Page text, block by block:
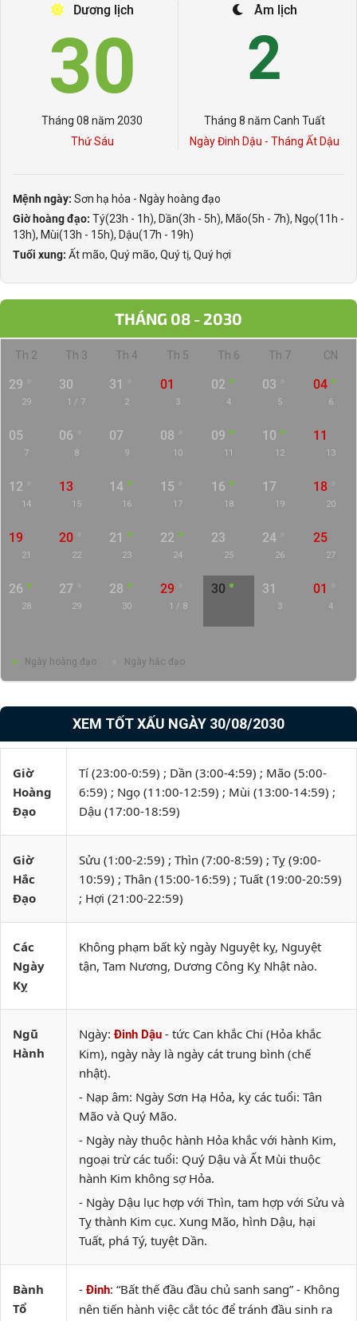
Dương lịch
30
Tháng 08 năm 2030
Thứ Sáu
Âm lịch
2
Tháng 8 năm Canh Tuất
Ngày Đinh Dậu - Tháng Ất Dậu
Mệnh ngày: Sơn hạ hỏa - Ngày hoàng đạo
Giờ hoàng đạo: Tý(23h - 1h), Dần(3h - 5h), Mão(5h - 7h), Ngọ(11h -
13h), Mùi(13h - 15h), Dậu(17h - 19h)
Tuổi xung: Ất mão, Quý mão, Quý tị, Quý hợi
THÁNG 08 - 2030
Th 2 Th 3 Th 4 Th 5 Th 6 Th 7 CN
29
29
30
1 / 7
31
2
01
3
02
4
03
5
04
6
05
7
06
8
07
9
08
10
09
11
10
12
11
13
12
14
13
15
14
16
15
17
16
18
17
19
18
20
19
21
20
22
21
23
22
24
23
25
24
26
25
27
26
28
27
29
28
30
29
1 / 8
30 31
3
01
4
Ngày hoàng đạo Ngày hắc đạo
XEM TỐT XẤU NGÀY 30/08/2030
Giờ
Hoàng
Đạo
Tí (23:00-0:59) ; Dần (3:00-4:59) ; Mão (5:00-
6:59) ; Ngọ (11:00-12:59) ; Mùi (13:00-14:59) ;
Dậu (17:00-18:59)
Giờ
Hắc
Đạo
Sửu (1:00-2:59) ; Thìn (7:00-8:59) ; Tỵ (9:00-
10:59) ; Thân (15:00-16:59) ; Tuất (19:00-20:59)
; Hợi (21:00-22:59)
Các
Ngày
Kỵ
Không phạm bất kỳ ngày Nguyệt kỵ, Nguyệt
tận, Tam Nương, Dương Công Kỵ Nhật nào.
Ngũ
Hành
Ngày:Đinh Dậu - tức Can khắc Chi (Hỏa khắc
Kim), ngày này là ngày cát trung bình (chế
nhật).
- Nạp âm: Ngày Sơn Hạ Hỏa, kỵ các tuổi: Tân
Mão và Quý Mão.
- Ngày này thuộc hành Hỏa khắc với hành Kim,
ngoại trừ các tuổi: Quý Dậu và Ất Mùi thuộc
hành Kim không sợ Hỏa.
- Ngày Dậu lục hợp với Thìn, tam hợp với Sửu và
Tỵ thành Kim cục. Xung Mão, hình Dậu, hại
Tuất, phá Tý, tuyệt Dần.
Bành
Tổ
-Đinh: “Bất thế đầu đầu chủ sanh sang” - Không
nên tiến hành việc cắt tóc để tránh đầu sinh ra